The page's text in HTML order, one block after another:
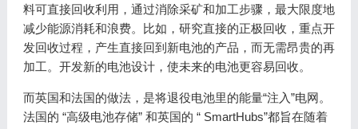
料可直接回收利用，通过消除采矿和加工步骤，最大限度地
减少能源消耗和浪费。比如，研究直接的正极回收，重点开
发回收过程，产生直接回到新电池的产品，而无需昂贵的再
加工。开发新的电池设计，使未来的电池更容易回收。
而英国和法国的做法，是将退役电池里的能量“注入”电网。
法国的 “高级电池存储” 和英国的 “ SmartHubs”都旨在随着